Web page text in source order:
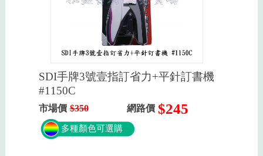
SDI手牌3號壹指訂省力+平針訂書機
#1150C
市場價 $350 網路價 $245
多種顏色可選購